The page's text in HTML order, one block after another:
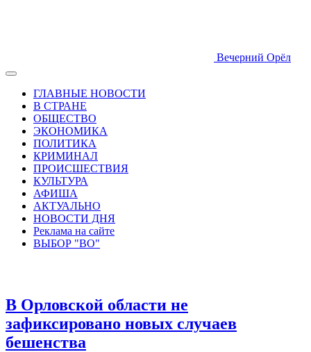
Вечерний Орёл
ГЛАВНЫЕ НОВОСТИ
В СТРАНЕ
ОБЩЕСТВО
ЭКОНОМИКА
ПОЛИТИКА
КРИМИНАЛ
ПРОИСШЕСТВИЯ
КУЛЬТУРА
АФИША
АКТУАЛЬНО
НОВОСТИ ДНЯ
Реклама на сайте
ВЫБОР "ВО"
В Орловской области не
зафиксировано новых случаев
бешенства